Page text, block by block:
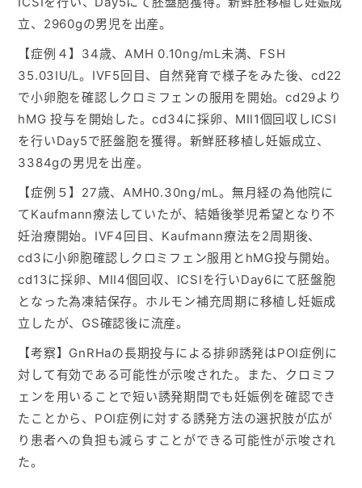
立、2960gの男児を出産。
【症例４】34歳、AMH 0.10ng/mL未満、FSH
35.03IU/L。IVF5回目、自然発育で様子をみた後、cd22
で小卵胞を確認しクロミフェンの服用を開始。cd29より
hMG 投与を開始した。cd34に採卵、MⅡ1個回収しICSI
を行いDay5で胚盤胞を獲得。新鮮胚移植し妊娠成立、
3384gの男児を出産。
【症例５】27歳、AMH0.30ng/mL。無月経の為他院に
てKaufmann療法していたが、結婚後挙児希望となり不
妊治療開始。IVF4回目、Kaufmann療法を2周期後、
cd3に小卵胞確認しクロミフェン服用とhMG投与開始。
cd13に採卵、MⅡ4個回収、ICSIを行いDay6にて胚盤胞
となった為凍結保存。ホルモン補充周期に移植し妊娠成
立したが、GS確認後に流産。
【考察】GnRHaの長期投与による排卵誘発はPOI症例に
対して有効である可能性が示唆された。また、クロミフ
ェンを用いることで短い誘発期間でも妊娠例を確認でき
たことから、POI症例に対する誘発方法の選択肢が広が
り患者への負担も減らすことができる可能性が示唆され
た。